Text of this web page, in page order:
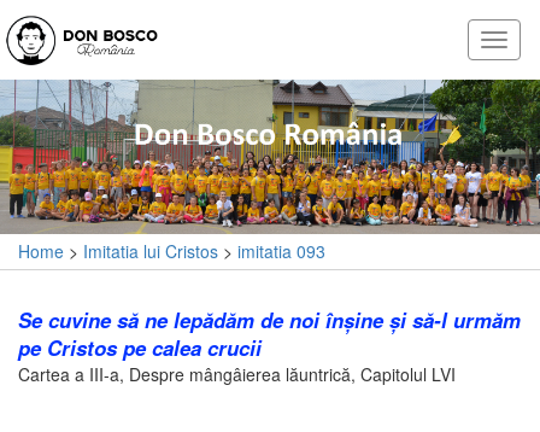
Home > Imitatia lui Cristos > imitatia 093
Se cuvine să ne lepădăm de noi înşine şi să-l urmăm
pe Cristos pe calea crucii
Cartea a III-a, Despre mângâierea lăuntrică, Capitolul LVI